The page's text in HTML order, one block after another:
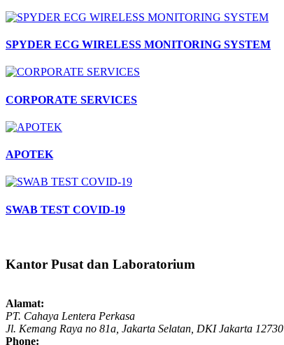
SPYDER ECG WIRELESS MONITORING SYSTEM
CORPORATE SERVICES
APOTEK
SWAB TEST COVID-19
Kantor Pusat dan Laboratorium
Alamat:
PT. Cahaya Lentera Perkasa
Jl. Kemang Raya no 81a, Jakarta Selatan, DKI Jakarta 12730
Phone: